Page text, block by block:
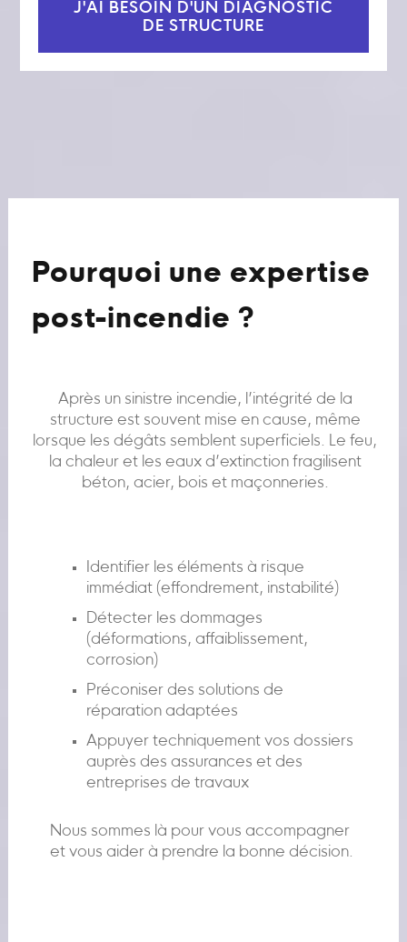
J'AI BESOIN D'UN DIAGNOSTIC
DE STRUCTURE
Pourquoi une expertise
post-incendie ?
Après un sinistre incendie, l’intégrité de la
structure est souvent mise en cause, même
lorsque les dégâts semblent superficiels. Le feu,
la chaleur et les eaux d’extinction fragilisent
béton, acier, bois et maçonneries.
Identifier les éléments à risque
immédiat (effondrement, instabilité)
Détecter les dommages
(déformations, affaiblissement,
corrosion)
Préconiser des solutions de
réparation adaptées
Appuyer techniquement vos dossiers
auprès des assurances et des
entreprises de travaux
Nous sommes là pour vous accompagner
et vous aider à prendre la bonne décision.